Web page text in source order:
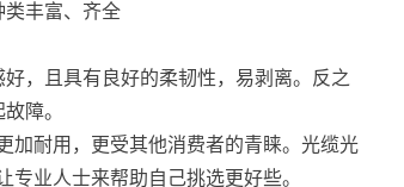
类丰富、齐全
，且具有良好的柔韧性，易剥离。反之
障。
加耐用，更受其他消费者的青睐。光缆光
业人士来帮助自己挑选更好些。